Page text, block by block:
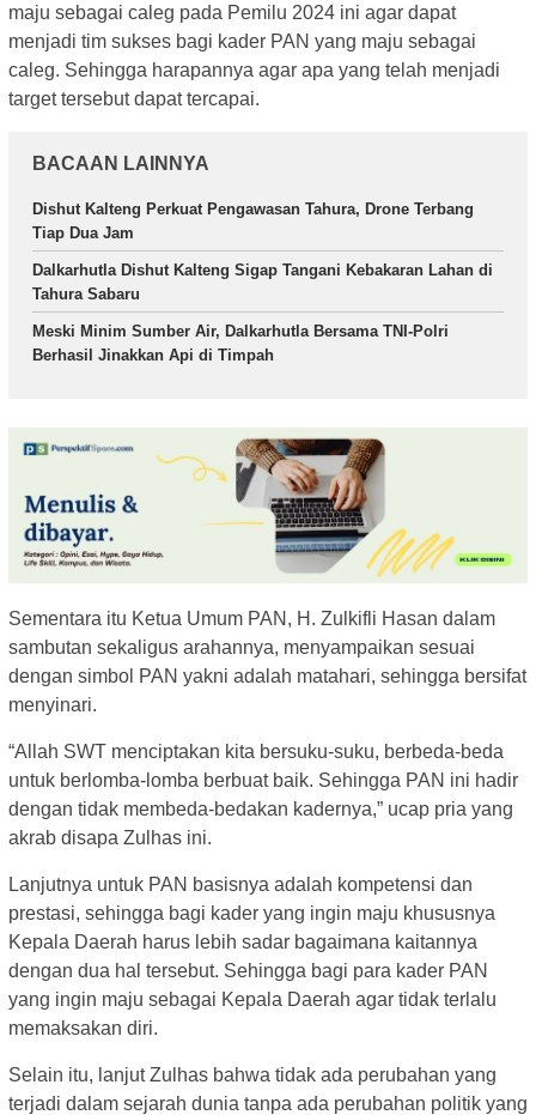
maju sebagai caleg pada Pemilu 2024 ini agar dapat
menjadi tim sukses bagi kader PAN yang maju sebagai
caleg. Sehingga harapannya agar apa yang telah menjadi
target tersebut dapat tercapai.
BACAAN LAINNYA
Dishut Kalteng Perkuat Pengawasan Tahura, Drone Terbang
Tiap Dua Jam
Dalkarhutla Dishut Kalteng Sigap Tangani Kebakaran Lahan di
Tahura Sabaru
Meski Minim Sumber Air, Dalkarhutla Bersama TNI-Polri
Berhasil Jinakkan Api di Timpah
Sementara itu Ketua Umum PAN, H. Zulkifli Hasan dalam
sambutan sekaligus arahannya, menyampaikan sesuai
dengan simbol PAN yakni adalah matahari, sehingga bersifat
menyinari.
“Allah SWT menciptakan kita bersuku-suku, berbeda-beda
untuk berlomba-lomba berbuat baik. Sehingga PAN ini hadir
dengan tidak membeda-bedakan kadernya,” ucap pria yang
akrab disapa Zulhas ini.
Lanjutnya untuk PAN basisnya adalah kompetensi dan
prestasi, sehingga bagi kader yang ingin maju khususnya
Kepala Daerah harus lebih sadar bagaimana kaitannya
dengan dua hal tersebut. Sehingga bagi para kader PAN
yang ingin maju sebagai Kepala Daerah agar tidak terlalu
memaksakan diri.
Selain itu, lanjut Zulhas bahwa tidak ada perubahan yang
terjadi dalam sejarah dunia tanpa ada perubahan politik yang